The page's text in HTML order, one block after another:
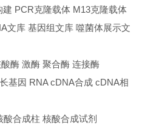
PCR克隆载体 M13克隆载体
文库 基因组文库 噬菌体展示文
酶 激酶 聚合酶 连接酶
基因 RNA cDNA合成 cDNA相
酸合成柱 核酸合成试剂